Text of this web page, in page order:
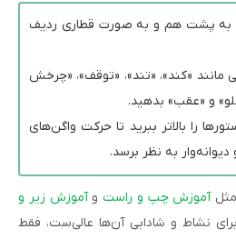
به پشت هم و به صورت قطاری ردیف
مانند «کند»، «تند»، «توقف»، «چرخش
و «عقب» بدهید.
را بالاتر ببرید تا حرکت واگن‌های
به نظر برسد.
مثلآموزش چپ و راستوآموزش زیر و
نشاط و شادابی آن‌ها عالی‌ست، فقط